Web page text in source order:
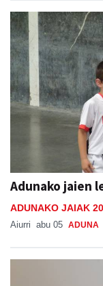
Adunako jaien
ADUNAKO JAIAK
Aiurri abu 05 ADUNA